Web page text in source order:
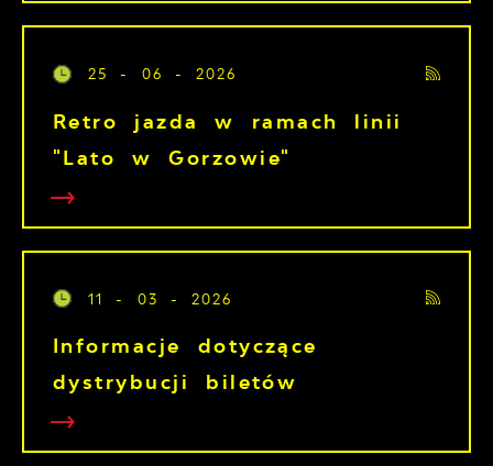
25 - 06 - 2026
Retro jazda w ramach linii
"Lato w Gorzowie"
11 - 03 - 2026
Informacje dotyczące
dystrybucji biletów